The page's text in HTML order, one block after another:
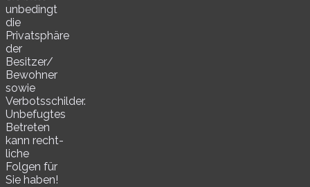
unbe­dingt
die
Privatsphäre
der
Besitzer/​
Bewohner
sowie
Verbotsschilder.
Unbefugtes
Betreten
kann recht­
li­che
Folgen für
Sie haben!